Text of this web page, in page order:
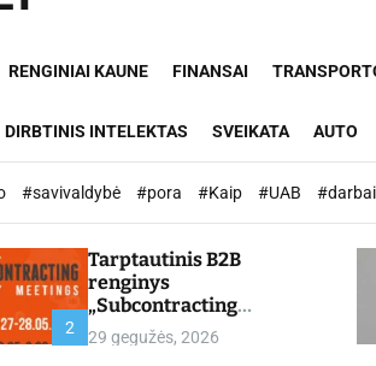
RENGINIAI KAUNE FINANSAI
DIRBTINIS INTELEKTAS SVEIKATA AUTO
#savivaldybė #pora #Kaip #UAB #darbai
2
Tarptautinis B2B
renginys
„Subcontracting
Meetings 2026“ –
chamber.lt
29 gegužės, 2026